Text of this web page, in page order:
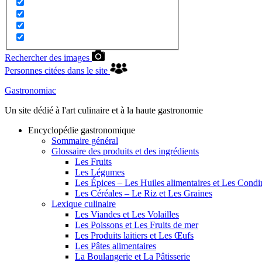
Rechercher des images
Personnes citées dans le site
Gastronomiac
Un site dédié à l'art culinaire et à la haute gastronomie
Encyclopédie gastronomique
Sommaire général
Glossaire des produits et des ingrédients
Les Fruits
Les Légumes
Les Épices – Les Huiles alimentaires et Les
Les Céréales – Le Riz et Les Graines
Lexique culinaire
Les Viandes et Les Volailles
Les Poissons et Les Fruits de mer
Les Produits laitiers et Les Œufs
Les Pâtes alimentaires
La Boulangerie et La Pâtisserie